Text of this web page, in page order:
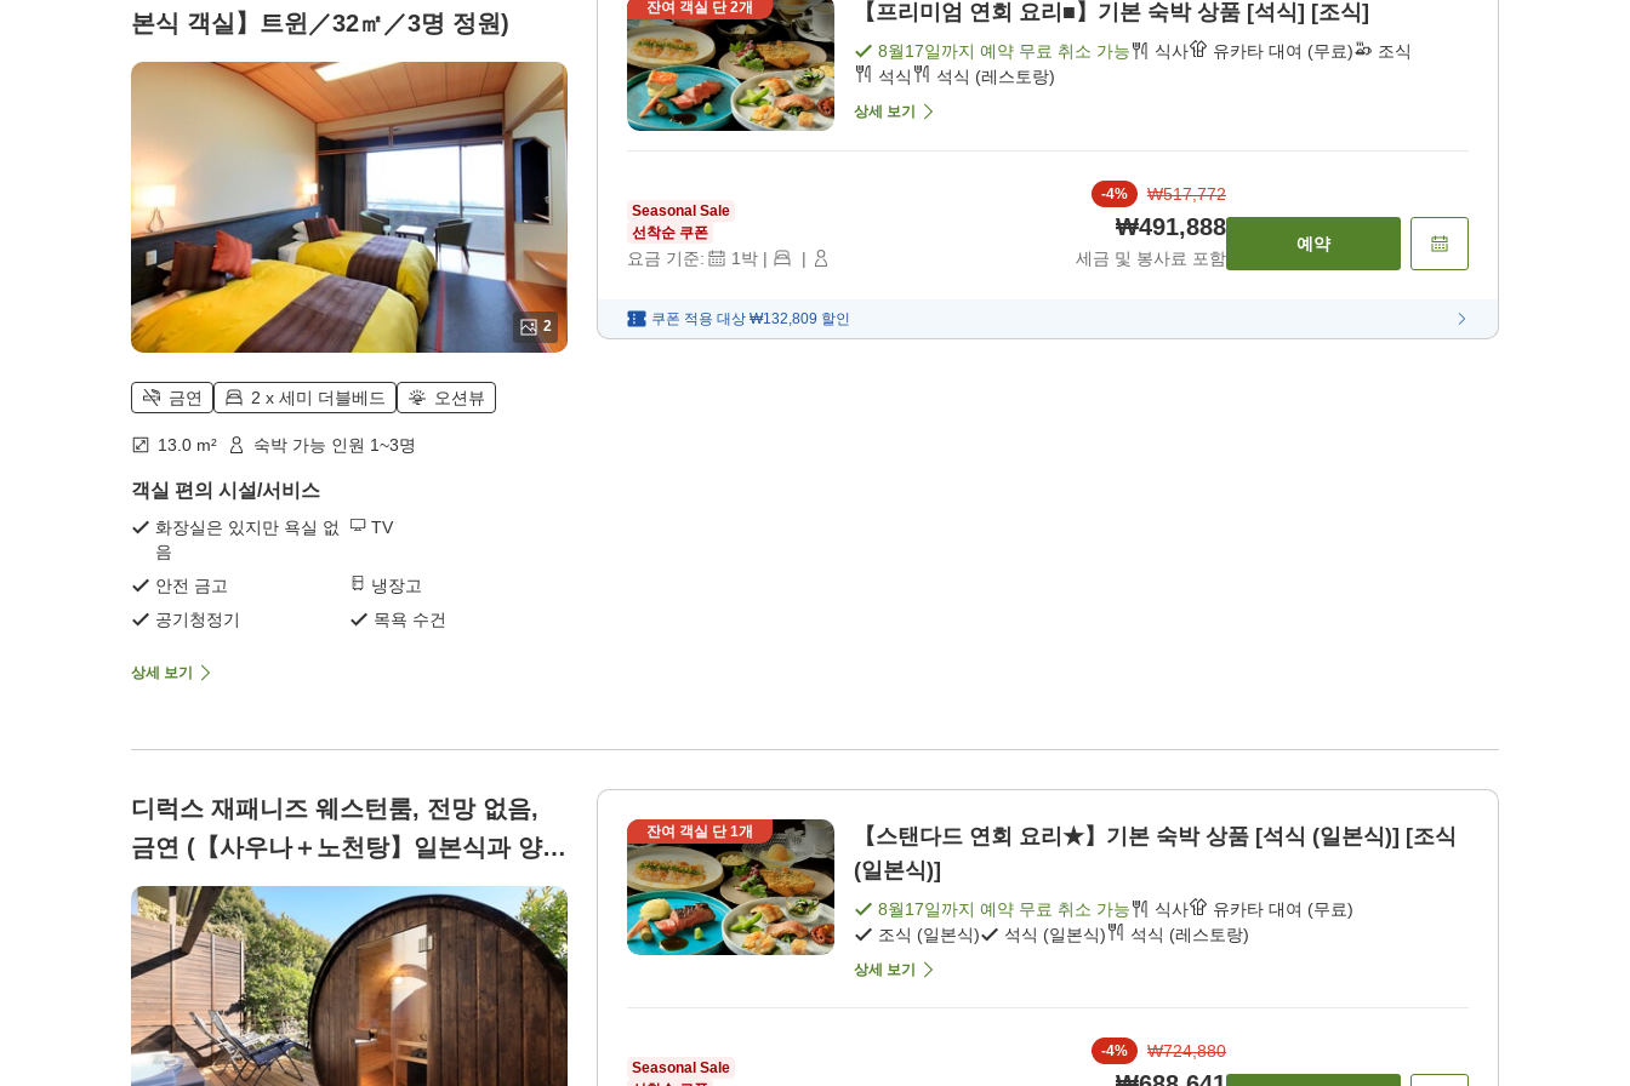
본식 객실】트윈／32㎡／3명 정원)
2
금연 2 x 세미 더블베드 오션뷰
13.0 m² 숙박 가능 인원 1~3명
객실 편의 시설/서비스
화장실은 있지만 욕실 없
음
TV
안전 금고
냉장고
공기청정기
목욕 수건
상세 보기
잔여 객실 단2개 【프리미엄 연회 요리■】기본 숙박 상품 [석식] [조식]
8월17일까지 예약 무료 취소 가능 식사 유카타 대여 (무료)
조식
석식
석식 (레스토랑)
상세 보기
Seasonal Sale
선착순 쿠폰
요금 기준: 1 박 | |
-4% ₩517,772
₩491,888
세금 및 봉사료 포함
예약
쿠폰 적용 대상 ₩132,809 할인
디럭스 재패니즈 웨스턴룸, 전망 없음,
금연 (【사우나＋노천탕】일본식과 양식
혼합 객실 트윈／45평방미터／4명 정원
※금연)
잔여 객실 단1개
【스탠다드 연회 요리★】기본 숙박 상품 [석식 (일본식)] [조식
(일본식)]
8월17일까지 예약 무료 취소 가능 식사
유카타 대여 (무료)
조식 (일본식)
석식 (일본식) 석식 (레스토랑)
상세 보기
Seasonal Sale
-4% ₩724,880